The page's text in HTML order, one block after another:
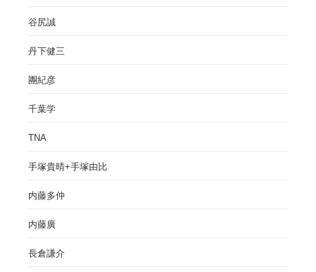
谷尻誠
丹下健三
團紀彦
千葉学
TNA
手塚貴晴+手塚由比
内藤多仲
内藤廣
長倉謙介